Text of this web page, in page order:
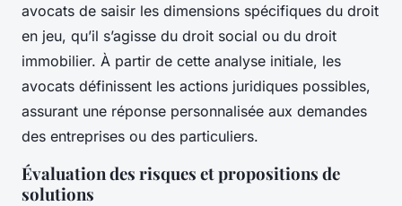
avocats de saisir les dimensions spécifiques du droit
en jeu, qu’il s’agisse du droit social ou du droit
immobilier. À partir de cette analyse initiale, les
avocats définissent les actions juridiques possibles,
assurant une réponse personnalisée aux demandes
des entreprises ou des particuliers.
Évaluation des risques et propositions de
solutions